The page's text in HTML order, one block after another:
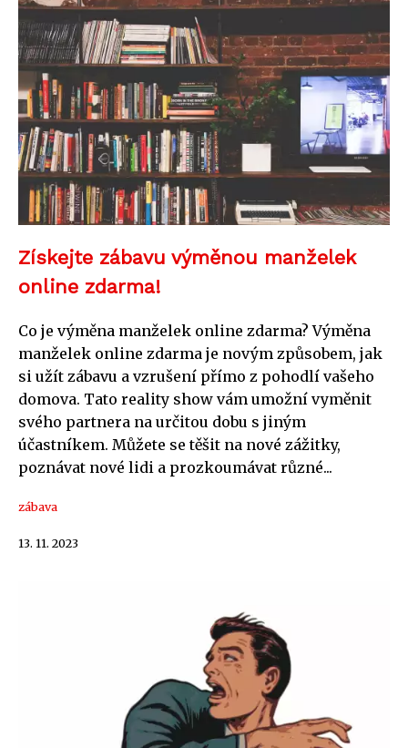
Získejte zábavu výměnou manželek
online zdarma!
Co je výměna manželek online zdarma? Výměna
manželek online zdarma je novým způsobem, jak
si užít zábavu a vzrušení přímo z pohodlí vašeho
domova. Tato reality show vám umožní vyměnit
svého partnera na určitou dobu s jiným
účastníkem. Můžete se těšit na nové zážitky,
poznávat nové lidi a prozkoumávat různé...
zábava
13. 11. 2023